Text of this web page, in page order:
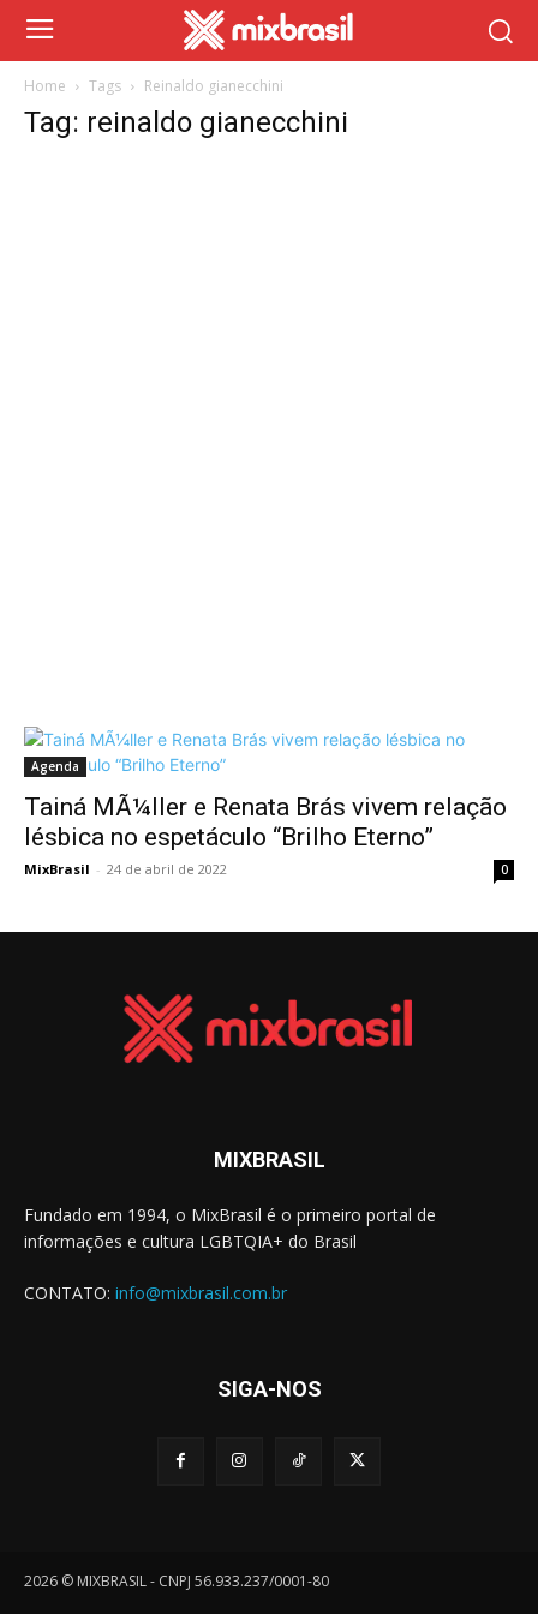
Home Tags Reinaldo gianecchini
Tag: reinaldo gianecchini
Agenda
Tainá MÃ¼ller e Renata Brás vivem relação
lésbica no espetáculo “Brilho Eterno”
MixBrasil - 24 de abril de 2022 0
MIXBRASIL
Fundado em 1994, o MixBrasil é o primeiro portal de
informações e cultura LGBTQIA+ do Brasil
CONTATO: info@mixbrasil.com.br
SIGA-NOS
2026 © MIXBRASIL - CNPJ 56.933.237/0001-80